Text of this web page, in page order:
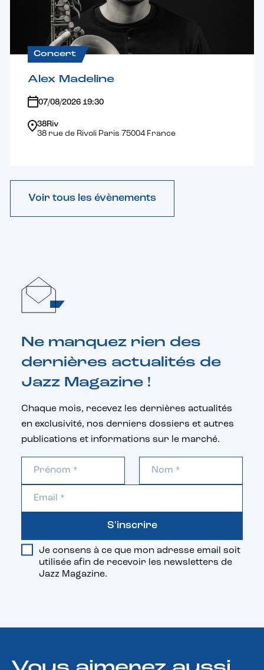
Concert
Alex Madeline
07/08/2026 19:30
38Riv
38 rue de Rivoli Paris 75004 France
Voir tous les évènements
Ne manquez rien des
dernières actualités de
Jazz Magazine !
Chaque mois, recevez les dernières actualités
en exclusivité, nos derniers dossiers et autres
publications et informations sur le marché.
Je consens à ce que mon adresse email soit
utilisée afin de recevoir les newsletters de
Jazz Magazine.
S'inscrire